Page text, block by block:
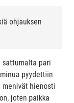
ohjauksen
sattumalta pari
pyydettiin
menivät hienosti
joten paikka